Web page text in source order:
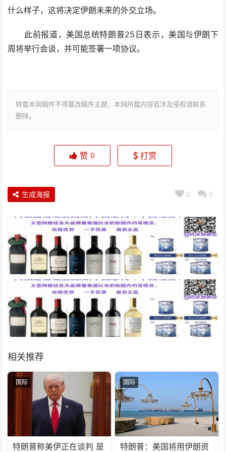
什么样子，这将决定伊朗未来的外交立场。
此前报道，美国总统特朗普25日表示，美国与伊朗下
周将举行会谈，并可能签署一项协议。
转载本网稿件不得篡改稿件主题，本网所载内容若涉及侵权请联系
删除。
赞 0 打赏
0 0
生成海报
相关推荐
国际
特朗普称美伊正在谈判 是
国际
特朗普：美国将用伊朗资